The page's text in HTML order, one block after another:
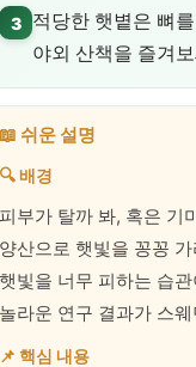
3
적당한 햇볕은 뼈
야외 산책을 즐겨
📖 쉬운 설명
🔍 배경
피부가 탈까 봐, 혹은 기
양산으로 햇빛을 꽁꽁
햇빛을 너무 피하는 습
놀라운 연구 결과가 스
📌 핵심 내용